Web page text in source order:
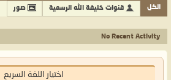
الكل قنوات خليفة الله الرسمية صور
No Recent Activity
اختيار اللغة السريع